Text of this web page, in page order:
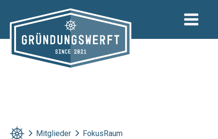
Inhalt
springen
Mitglieder FokusRaum